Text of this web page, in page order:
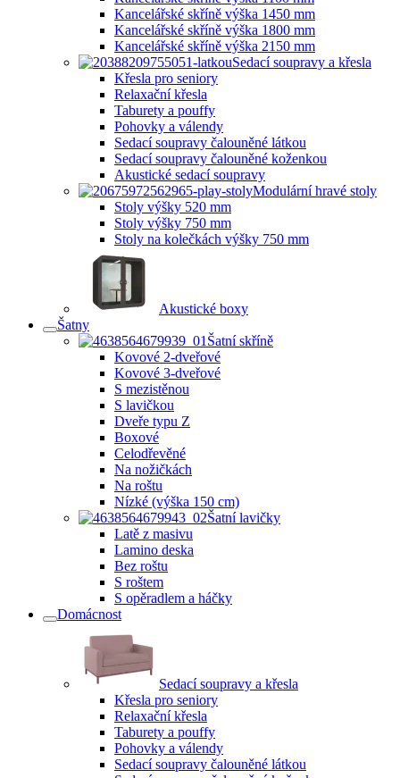
Kancelářské skříně výška 1450 mm
Kancelářské skříně výška 1800 mm
Kancelářské skříně výška 2150 mm
Sedací soupravy a křesla
Křesla pro seniory
Relaxační křesla
Taburety a pouffy
Pohovky a válendy
Sedací soupravy čalouněné látkou
Sedací soupravy čalouněné koženkou
Akustické sedací soupravy
Modulární hravé stoly
Stoly výšky 520 mm
Stoly výšky 750 mm
Stoly na kolečkách výšky 750 mm
Akustické boxy
Šatny
Šatní skříně
Kovové 2-dveřové
Kovové 3-dveřové
S mezistěnou
S lavičkou
Dveře typu Z
Boxové
Celodřevěné
Na nožičkách
Na roštu
Nízké (výška 150 cm)
Šatní lavičky
Latě z masivu
Lamino deska
Bez roštu
S roštem
S opěradlem a háčky
Domácnost
Sedací soupravy a křesla
Křesla pro seniory
Relaxační křesla
Taburety a pouffy
Pohovky a válendy
Sedací soupravy čalouněné látkou